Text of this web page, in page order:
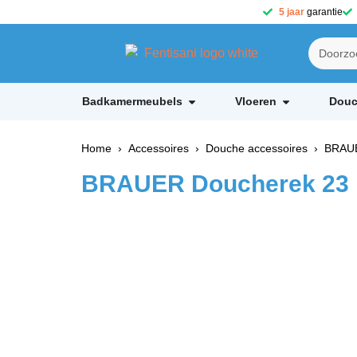
5 jaar garantie
Badkamermeubels Vloeren
Home › Accessoires › Douche accessoires ›
BRAUER Doucherek